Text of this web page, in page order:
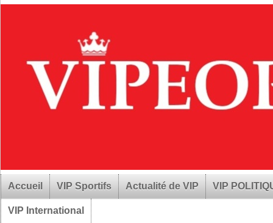
Accueil VIP Sportifs Actualité de VIP VIP
VIP International